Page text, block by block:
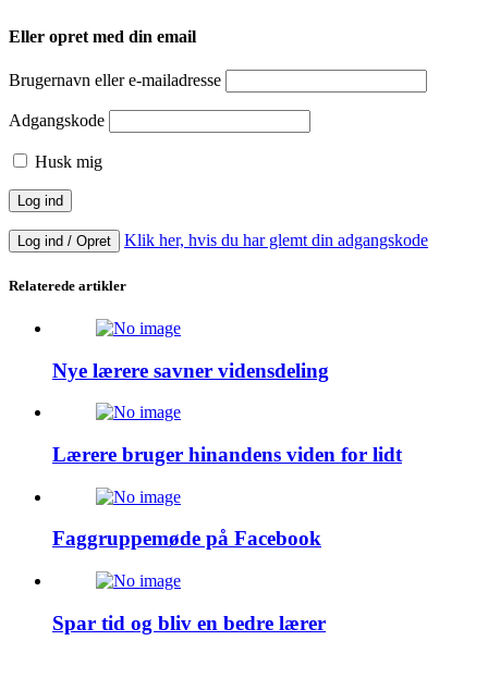
Eller opret med din email
Brugernavn eller e-mailadresse
Adgangskode
Husk mig
Log ind / Opret Klik her, hvis du har glemt din adgangskode
Relaterede artikler
Nye lærere savner vidensdeling
Lærere bruger hinandens viden for lidt
Faggruppemøde på Facebook
Spar tid og bliv en bedre lærer